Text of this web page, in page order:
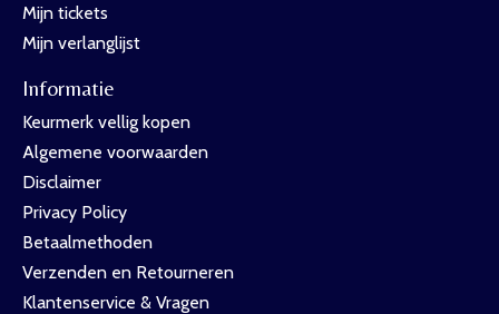
Mijn tickets
Mijn verlanglijst
Informatie
Keurmerk vellig kopen
Algemene voorwaarden
Disclaimer
Privacy Policy
Betaalmethoden
Verzenden en Retourneren
Klantenservice & Vragen